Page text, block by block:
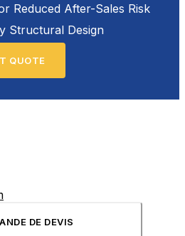
Reduced After-Sales Risk
Structural Design
QUOTE
DE DEVIS